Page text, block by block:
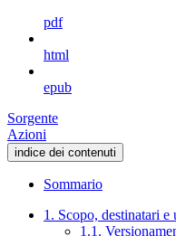
pdf
html
epub
Sorgente
Azioni
indice dei contenuti
Sommario
1. Scopo, destinatari
1.1.